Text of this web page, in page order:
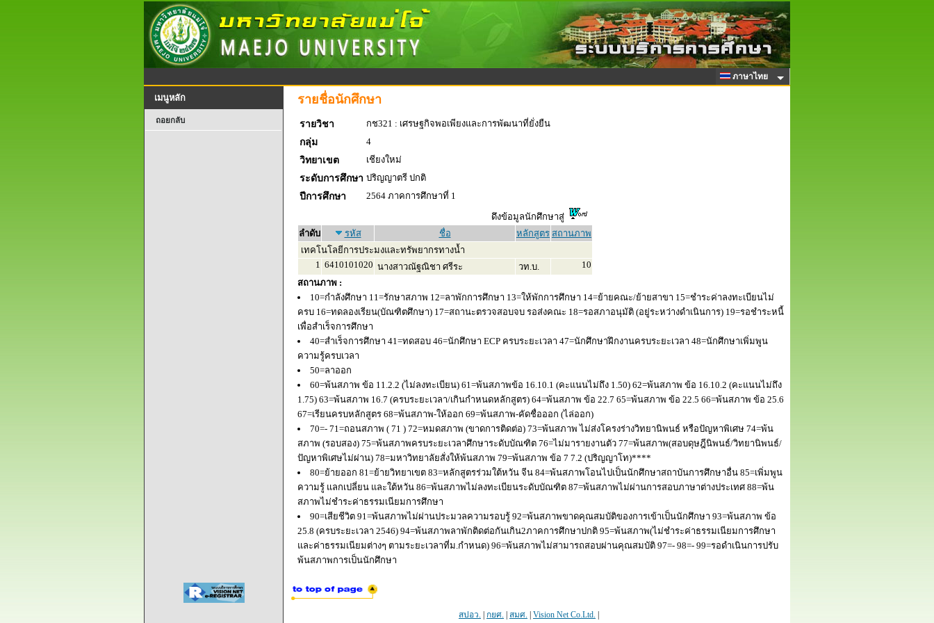
ภาษาไทย
เมนูหลัก
ถอยกลับ
รายชื่อนักศึกษา
รายวิชา
กช321 : เศรษฐกิจพอเพียงและการพัฒนาที่ยั่งยืน
กลุ่ม
4
วิทยาเขต
เชียงใหม่
ระดับการศึกษา ปริญญาตรี ปกติ
ปีการศึกษา
2564 ภาคการศึกษาที่ 1
ดึงข้อมูลนักศึกษาสู่
ลำดับ
รหัส ชื่อ หลักสูตร สถานภาพ
เทคโนโลยีการประมงและทรัพยากรทางน้ำ
1 6410101020 นางสาวณัฐณิชา ศรีระ วท.บ.
10
สถานภาพ :
10=กำลังศึกษา 11=รักษาสภาพ 12=ลาพักการศึกษา 13=ให้พักการศึกษา 14=ย้ายคณะ/ย้ายสาขา 15=ชำระค่าลงทะเบียนไม่
ครบ 16=ทดลองเรียน(บัณฑิตศึกษา) 17=สถานะตรวจสอบจบ รอส่งคณะ 18=รอสภาอนุมัติ (อยู่ระหว่างดำเนินการ) 19=รอชำระหนี้
เพื่อสำเร็จการศึกษา
40=สำเร็จการศึกษา 41=ทดสอบ 46=นักศึกษา ECP ครบระยะเวลา 47=นักศึกษาฝึกงานครบระยะเวลา 48=นักศึกษาเพิ่มพูน
ความรู้ครบเวลา
50=ลาออก
60=พ้นสภาพ ข้อ 11.2.2 (ไม่ลงทะเบียน) 61=พ้นสภาพข้อ 16.10.1 (คะแนนไม่ถึง 1.50) 62=พ้นสภาพ ข้อ 16.10.2 (คะแนนไม่ถึง
1.75) 63=พ้นสภาพ 16.7 (ครบระยะเวลา/เกินกำหนดหลักสูตร) 64=พ้นสภาพ ข้อ 22.7 65=พ้นสภาพ ข้อ 22.5 66=พ้นสภาพ ข้อ 25.6
67=เรียนครบหลักสูตร 68=พ้นสภาพ-ให้ออก 69=พ้นสภาพ-คัดชื่อออก (ไล่ออก)
70=- 71=ถอนสภาพ ( 71 ) 72=หมดสภาพ (ขาดการติดต่อ) 73=พ้นสภาพ ไม่ส่งโครงร่างวิทยานิพนธ์ หรือปัญหาพิเศษ 74=พ้น
สภาพ (รอบสอง) 75=พ้นสภาพครบระยะเวลาศึกษาระดับบัณฑิต 76=ไม่มารายงานตัว 77=พ้นสภาพ(สอบดุษฎีนิพนธ์/วิทยานิพนธ์/
ปัญหาพิเศษไม่ผ่าน) 78=มหาวิทยาลัยสั่งให้พ้นสภาพ 79=พ้นสภาพ ข้อ 7 7.2 (ปริญญาโท)****
80=ย้ายออก 81=ย้ายวิทยาเขต 83=หลักสูตรร่วมใต้หวัน จีน 84=พ้นสภาพโอนไปเป็นนักศึกษาสถาบันการศึกษาอื่น 85=เพิ่มพูน
ความรู้ แลกเปลี่ยน และใต้หวัน 86=พ้นสภาพไม่ลงทะเบียนระดับบัณฑิต 87=พ้นสภาพไม่ผ่านการสอบภาษาต่างประเทศ 88=พ้น
สภาพไม่ชำระค่าธรรมเนียมการศึกษา
90=เสียชีวิต 91=พ้นสภาพไม่ผ่านประมวลความรอบรู้ 92=พ้นสภาพขาดคุณสมบัติของการเข้าเป็นนักศึกษา 93=พ้นสภาพ ข้อ
25.8 (ครบระยะเวลา 2546) 94=พ้นสภาพลาพักติดต่อกันเกิน2ภาคการศึกษาปกติ 95=พ้นสภาพ(ไม่ชำระค่าธรรมเนียมการศึกษา
และค่าธรรมเนียมต่างๆ ตามระยะเวลาที่ม.กำหนด) 96=พ้นสภาพไม่สามารถสอบผ่านคุณสมบัติ 97=- 98=- 99=รอดำเนินการปรับ
พ้นสภาพการเป็นนักศึกษา
สปอว. กยศ. สมศ. Vision Net Co.Ltd.